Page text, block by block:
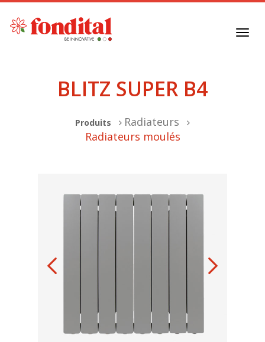
BLITZ SUPER B4
Produits
Radiateurs
Radiateurs moulés